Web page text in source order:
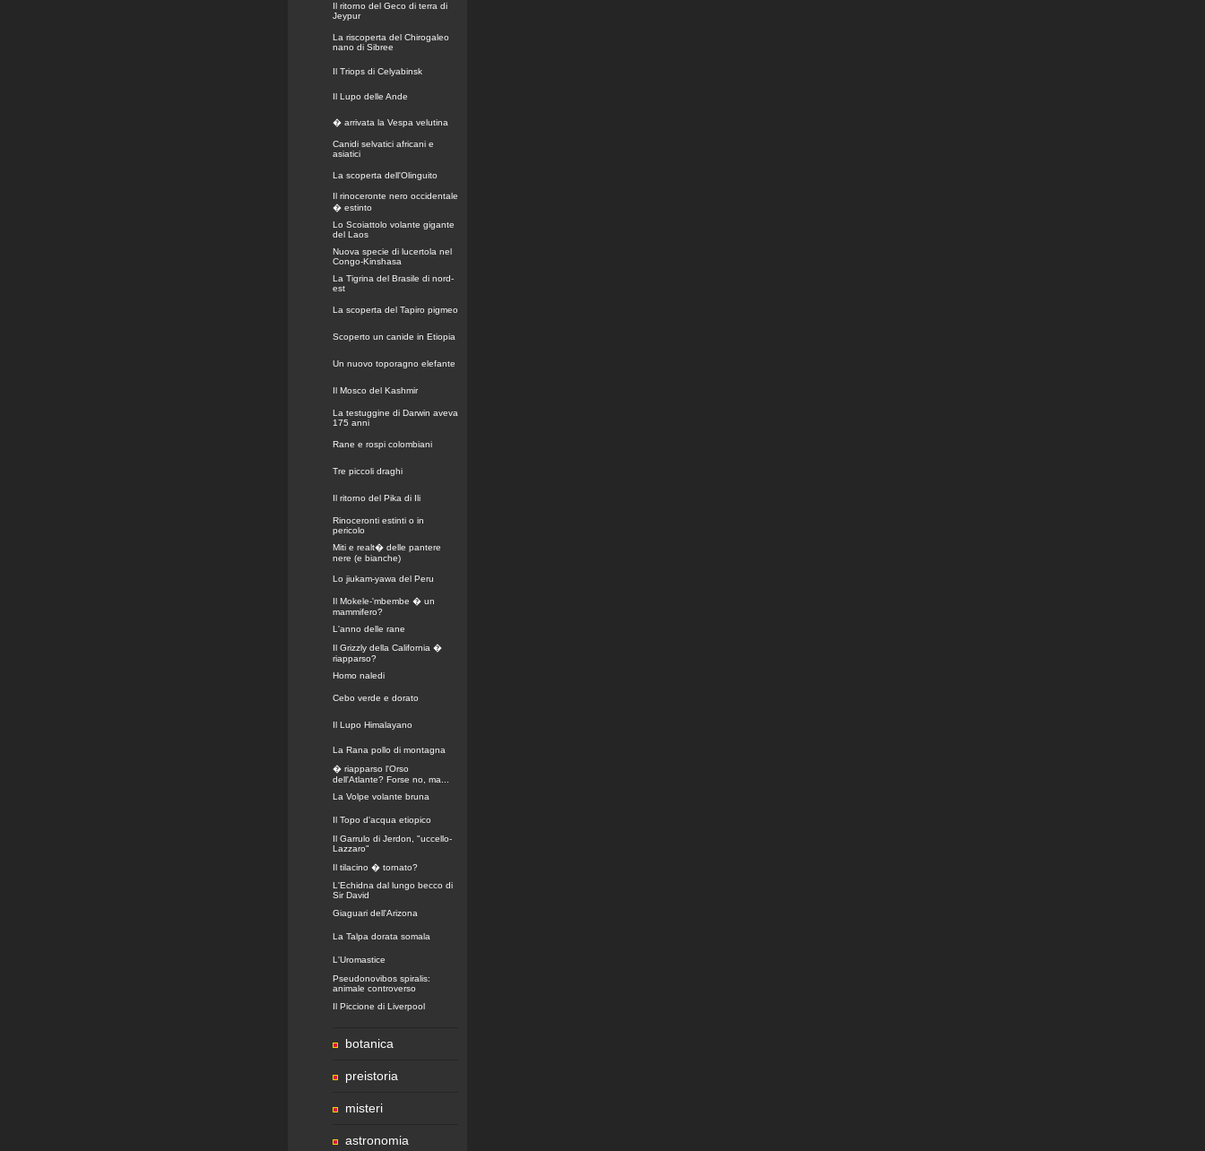
Il ritorno del Geco di terra di
Jeypur
La riscoperta del Chirogaleo
nano di Sibree
Il Triops di Celyabinsk
Il Lupo delle Ande
� arrivata la Vespa velutina
Canidi selvatici africani e
asiatici
La scoperta dell'Olinguito
Il rinoceronte nero occidentale
� estinto
Lo Scoiattolo volante gigante
del Laos
Nuova specie di lucertola nel
Congo-Kinshasa
La Tigrina del Brasile di nord-
est
La scoperta del Tapiro pigmeo
Scoperto un canide in Etiopia
Un nuovo toporagno elefante
Il Mosco del Kashmir
La testuggine di Darwin aveva
175 anni
Rane e rospi colombiani
Tre piccoli draghi
Il ritorno del Pika di Ili
Rinoceronti estinti o in
pericolo
Miti e realt� delle pantere
nere (e bianche)
Lo jiukam-yawa del Peru
Il Mokele-'mbembe � un
mammifero?
L'anno delle rane
Il Grizzly della California �
riapparso?
Homo naledi
Cebo verde e dorato
Il Lupo Himalayano
La Rana pollo di montagna
� riapparso l'Orso
dell'Atlante? Forse no, ma...
La Volpe volante bruna
Il Topo d'acqua etiopico
Il Garrulo di Jerdon, "uccello-
Lazzaro"
Il tilacino � tornato?
L'Echidna dal lungo becco di
Sir David
Giaguari dell'Arizona
La Talpa dorata somala
L'Uromastice
Pseudonovibos spiralis:
animale controverso
Il Piccione di Liverpool
botanica
preistoria
misteri
astronomia